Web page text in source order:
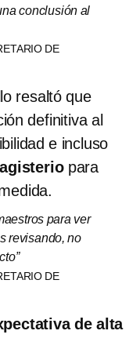
conclusión al
DE
resaltó que
definitiva al
e incluso
para
para ver
revisando, no
DE
de alta